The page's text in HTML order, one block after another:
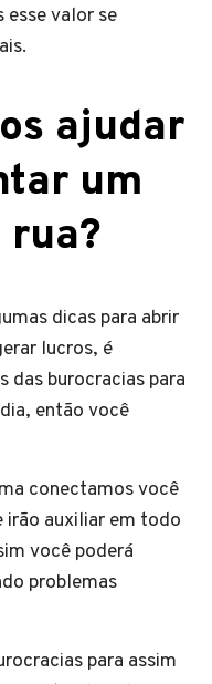
esse valor se
ajudar
um
dicas para abrir
lucros, é
das burocracias para
então você
conectamos você
irão auxiliar em todo
você poderá
problemas
para assim